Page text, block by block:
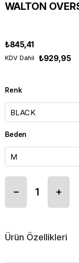
WALTON
₺845,41
KDV Dahil ₺929,95
Renk
Beden
Ürün Özellikleri